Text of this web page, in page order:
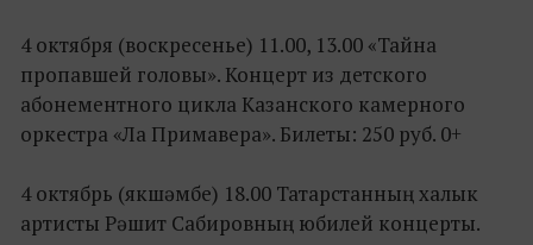
4 октября (воскресенье) 11.00, 13.00 «Тайна
пропавшей головы». Концерт из детского
абонементного цикла Казанского камерного
оркестра «Ла Примавера». Билеты: 250 руб. 0+
4 октябрь (якшәмбе) 18.00 Татарстанның халык
артисты Рәшит Сабировның юбилей концерты.